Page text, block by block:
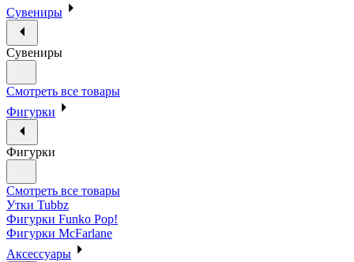
Сувениры
Сувениры
Смотреть все товары
Фигурки
Фигурки
Смотреть все товары
Утки Tubbz
Фигурки Funko Pop!
Фигурки McFarlane
Аксессуары